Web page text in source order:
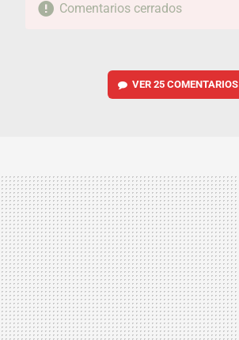
Comentarios cerrados
VER 25 COMENTARIOS